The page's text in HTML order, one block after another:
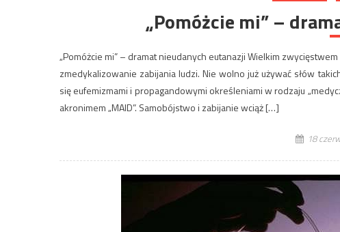
„Pomóżcie mi” –
„Pomóżcie mi” – dramat nieudanych eutanazji Wielkim
zmedykalizowanie zabijania ludzi. Nie wolno już używać słów
się eufemizmami i propagandowymi określeniami w rodzaju
akronimem „MAID”. Samobójstwo i zabijanie wciąż […]
18